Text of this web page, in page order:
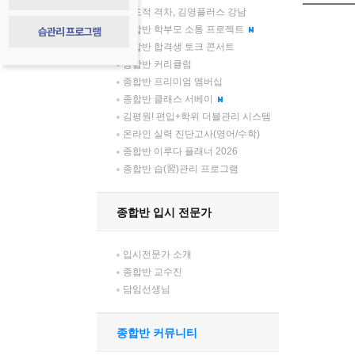
습관리 프로그램
압도적 격차, 김영플러스 강남
종합반 학부모 소통 프로젝트
종합반 합격생 토크 콘서트
종합반 커리큘럼
종합반 프리미엄 멤버십
종합반 클래스 서베이
김평원! 편입+학위 더블관리 시스템
온라인 실력 진단고사(영어/수학)
종합반 이루다 플래너 2026
종합반 습(習)관리 프로그램
종합반 입시 전문가
입시전문가 소개
종합반 교수진
담임선생님
종합반 커뮤니티